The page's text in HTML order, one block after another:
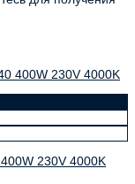
230V 4000K